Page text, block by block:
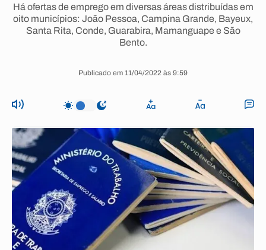
Há ofertas de emprego em diversas áreas distribuídas em
oito municípios: João Pessoa, Campina Grande, Bayeux,
Santa Rita, Conde, Guarabira, Mamanguape e São
Bento.
Publicado em 11/04/2022 às 9:59